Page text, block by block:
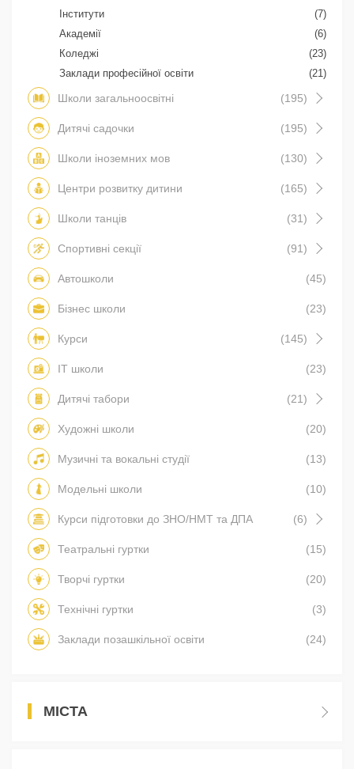
Інститути
(7)
Академії
(6)
Коледжі
(23)
Заклади професійної освіти
(21)
Школи загальноосвітні (195)
Дитячі садочки (195)
Школи іноземних мов (130)
Центри розвитку дитини (165)
Школи танців (31)
Спортивні секції (91)
Автошколи (45)
Бізнес школи (23)
Курси (145)
IT школи (23)
Дитячі табори (21)
Художні школи (20)
Музичні та вокальні студії (13)
Модельні школи (10)
Курси підготовки до ЗНО/НМТ та ДПА (6)
Театральні гуртки (15)
Творчі гуртки (20)
Технічні гуртки (3)
Заклади позашкільної освіти (24)
МІСТА